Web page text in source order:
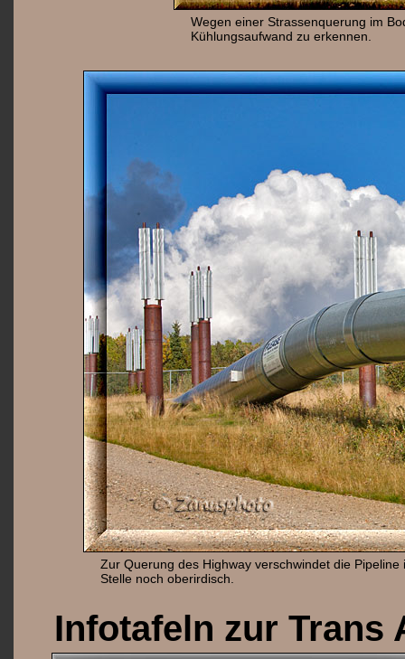
Wegen einer Strassenquerung im
Kühlungsaufwand zu erkennen.
Zur Querung des Highway verschwindet die
Stelle noch oberirdisch.
Infotafeln zur Trans